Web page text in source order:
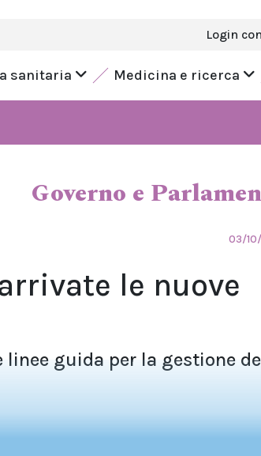
Login con
sanitaria Medicina e ricerca
Governo e
03/
le nuove
guida per la gestione